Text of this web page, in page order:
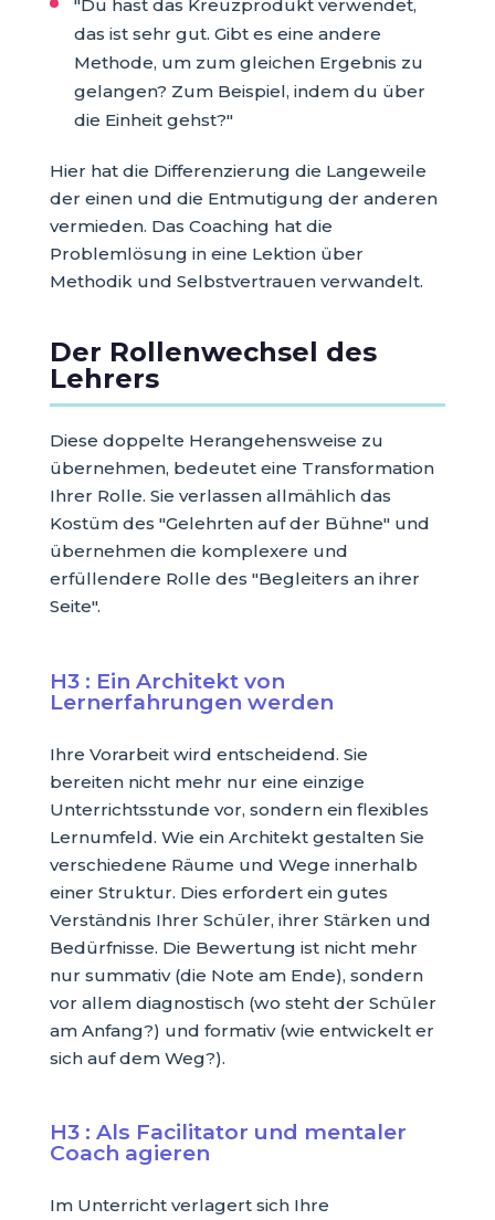
"Du hast das Kreuzprodukt verwendet,
das ist sehr gut. Gibt es eine andere
Methode, um zum gleichen Ergebnis zu
gelangen? Zum Beispiel, indem du über
die Einheit gehst?"
Hier hat die Differenzierung die Langeweile
der einen und die Entmutigung der anderen
vermieden. Das Coaching hat die
Problemlösung in eine Lektion über
Methodik und Selbstvertrauen verwandelt.
Der Rollenwechsel des
Lehrers
Diese doppelte Herangehensweise zu
übernehmen, bedeutet eine Transformation
Ihrer Rolle. Sie verlassen allmählich das
Kostüm des "Gelehrten auf der Bühne" und
übernehmen die komplexere und
erfüllendere Rolle des "Begleiters an ihrer
Seite".
H3 : Ein Architekt von
Lernerfahrungen werden
Ihre Vorarbeit wird entscheidend. Sie
bereiten nicht mehr nur eine einzige
Unterrichtsstunde vor, sondern ein flexibles
Lernumfeld. Wie ein Architekt gestalten Sie
verschiedene Räume und Wege innerhalb
einer Struktur. Dies erfordert ein gutes
Verständnis Ihrer Schüler, ihrer Stärken und
Bedürfnisse. Die Bewertung ist nicht mehr
nur summativ (die Note am Ende), sondern
vor allem diagnostisch (wo steht der Schüler
am Anfang?) und formativ (wie entwickelt er
sich auf dem Weg?).
H3 : Als Facilitator und mentaler
Coach agieren
Im Unterricht verlagert sich Ihre